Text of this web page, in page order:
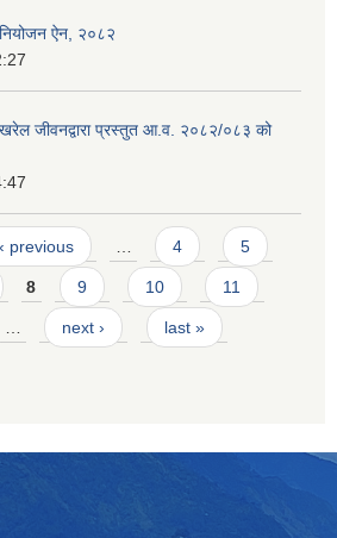
ऐन, २०८२
जीवनद्वारा प्रस्तुत आ.व. २०८२/०८३ को
‹ previous 4 5
8 9 10 11
next › last »